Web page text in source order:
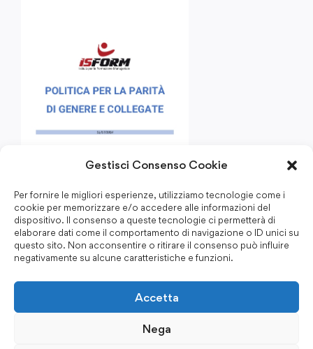
Gestisci Consenso Cookie
Per fornire le migliori esperienze, utilizziamo tecnologie come i
cookie per memorizzare e/o accedere alle informazioni del
dispositivo. Il consenso a queste tecnologie ci permetterà di
elaborare dati come il comportamento di navigazione o ID unici su
questo sito. Non acconsentire o ritirare il consenso può influire
negativamente su alcune caratteristiche e funzioni.
Accetta
Nega